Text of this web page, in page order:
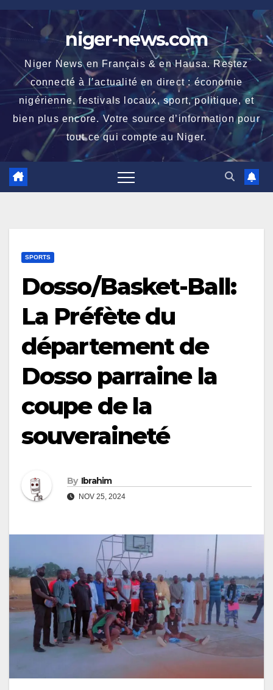
Skip
to
content
niger-news.com
Niger News en Français & en Hausa. Restez
connecté à l’actualité en direct : économie
nigérienne, festivals locaux, sport, politique, et
bien plus encore. Votre source d’information pour
tout ce qui compte au Niger.
SPORTS
Dosso/Basket-Ball:
La Préfète du
département de
Dosso parraine la
coupe de la
souveraineté
By Ibrahim
NOV 25, 2024